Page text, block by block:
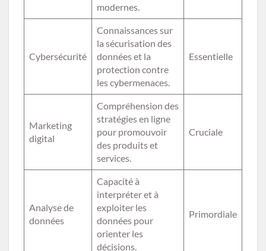
modernes.
Cybersécurité
Connaissances sur
la sécurisation des
données et la
protection contre
les cybermenaces.
Essentielle
Marketing
digital
Compréhension des
stratégies en ligne
pour promouvoir
des produits et
services.
Cruciale
Analyse de
données
Capacité à
interpréter et à
exploiter les
données pour
orienter les
décisions.
Primordiale